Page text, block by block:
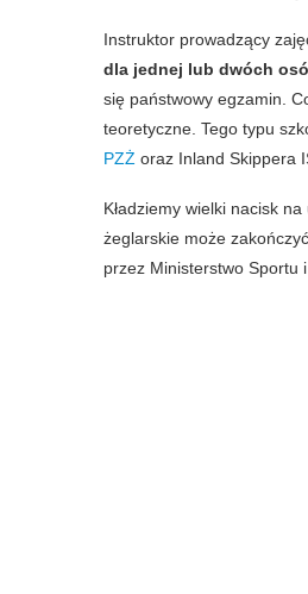
Instruktor prowadzący
dla jednej lub dwóch
się państwowy egzamin.
teoretyczne. Tego typu
PZŻ oraz Inland Skippera
Kładziemy wielki nacisk
żeglarskie może
przez Ministerstwo Sportu